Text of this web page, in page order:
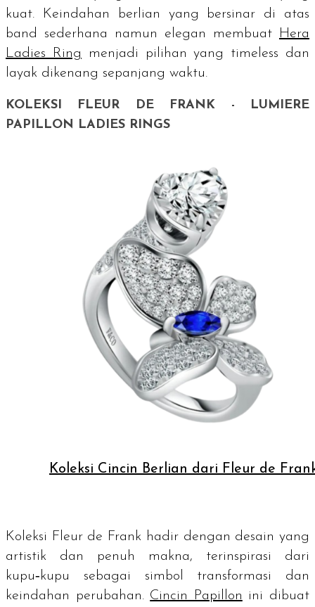
kuat. Keindahan berlian yang bersinar di atas
band sederhana namun elegan membuat
Hera
Ladies Ring menjadi pilihan yang timeless dan
layak dikenang sepanjang waktu.
KOLEKSI FLEUR DE FRANK - LUMIERE
PAPILLON LADIES RINGS
Koleksi Cincin Berlian dari Fleur de
Koleksi Fleur de Frank hadir dengan desain yang
artistik dan penuh makna, terinspirasi dari
kupu‑kupu sebagai simbol transformasi dan
keindahan perubahan. Cincin Papillon ini dibuat